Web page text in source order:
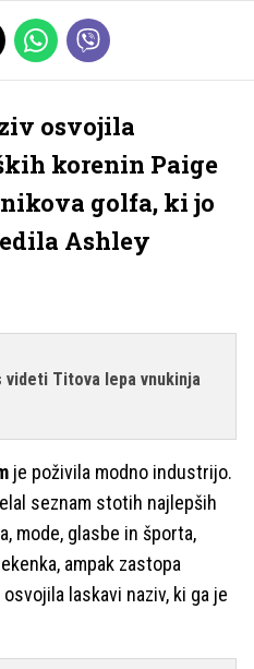
osvojila
korenin Paige
golfa, ki jo
Ashley
videti Titova lepa vnukinja
je poživila modno industrijo.
seznam stotih najlepših
mode, glasbe in športa,
ampak zastopa
laskavi naziv, ki ga je